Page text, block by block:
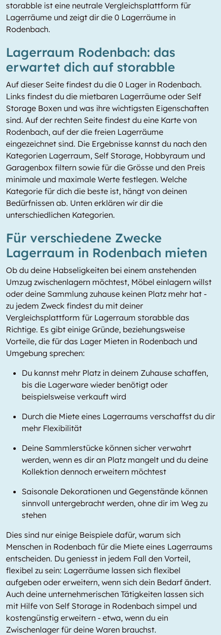
storabble ist eine neutrale Vergleichsplattform für
Lagerräume und zeigt dir die 0 Lagerräume in
Rodenbach.
Lagerraum Rodenbach: das
erwartet dich auf storabble
Auf dieser Seite findest du die 0 Lager in Rodenbach.
Links findest du die mietbaren Lagerräume oder Self
Storage Boxen und was ihre wichtigsten Eigenschaften
sind. Auf der rechten Seite findest du eine Karte von
Rodenbach, auf der die freien Lagerräume
eingezeichnet sind. Die Ergebnisse kannst du nach den
Kategorien Lagerraum, Self Storage, Hobbyraum und
Garagenbox filtern sowie für die Grösse und den Preis
minimale und maximale Werte festlegen. Welche
Kategorie für dich die beste ist, hängt von deinen
Bedürfnissen ab. Unten erklären wir dir die
unterschiedlichen Kategorien.
Für verschiedene Zwecke
Lagerraum in Rodenbach mieten
Ob du deine Habseligkeiten bei einem anstehenden
Umzug zwischenlagern möchtest, Möbel einlagern willst
oder deine Sammlung zuhause keinen Platz mehr hat -
zu jedem Zweck findest du mit deiner
Vergleichsplattform für Lagerraum storabble das
Richtige. Es gibt einige Gründe, beziehungsweise
Vorteile, die für das Lager Mieten in Rodenbach und
Umgebung sprechen:
Du kannst mehr Platz in deinem Zuhause schaffen,
bis die Lagerware wieder benötigt oder
beispielsweise verkauft wird
Durch die Miete eines Lagerraums verschaffst du dir
mehr Flexibilität
Deine Sammlerstücke können sicher verwahrt
werden, wenn es dir an Platz mangelt und du deine
Kollektion dennoch erweitern möchtest
Saisonale Dekorationen und Gegenstände können
sinnvoll untergebracht werden, ohne dir im Weg zu
stehen
Dies sind nur einige Beispiele dafür, warum sich
Menschen in Rodenbach für die Miete eines Lagerraums
entscheiden. Du geniesst in jedem Fall den Vorteil,
flexibel zu sein: Lagerräume lassen sich flexibel
aufgeben oder erweitern, wenn sich dein Bedarf ändert.
Auch deine unternehmerischen Tätigkeiten lassen sich
mit Hilfe von Self Storage in Rodenbach simpel und
kostengünstig erweitern - etwa, wenn du ein
Zwischenlager für deine Waren brauchst.